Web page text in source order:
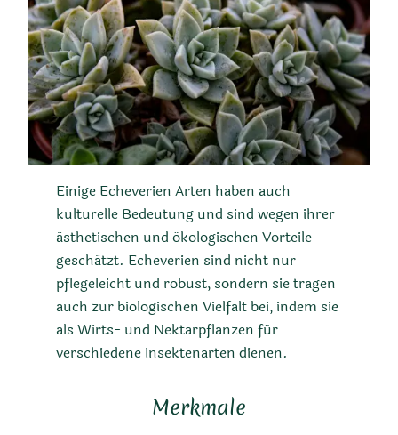
Einige Echeverien Arten haben auch
kulturelle Bedeutung und sind wegen ihrer
ästhetischen und ökologischen Vorteile
geschätzt. Echeverien sind nicht nur
pflegeleicht und robust, sondern sie tragen
auch zur biologischen Vielfalt bei, indem sie
als Wirts- und Nektarpflanzen für
verschiedene Insektenarten dienen.
Merkmale